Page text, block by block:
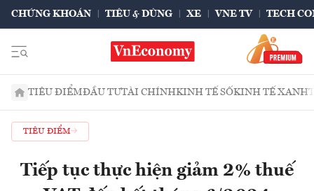
CHỨNG KHOÁN TIÊU & DÙNG XE VNE TV TECH
TIÊU ĐIỂMĐẦU TƯTÀI CHÍNHKINH TẾ SỐKINH TẾ XANH
TIÊU ĐIỂM
Tiếp tục thực hiện giảm 2% thuế